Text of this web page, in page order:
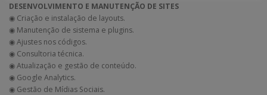
DESENVOLVIMENTO E MANUTENÇÃO DE SITES
◉ Criação e instalação de layouts.
◉ Manutenção de sistema e plugins.
◉ Ajustes nos códigos.
◉ Consultoria técnica.
◉ Atualização e gestão de conteúdo.
◉ Google Analytics.
◉ Gestão de Mídias Sociais.